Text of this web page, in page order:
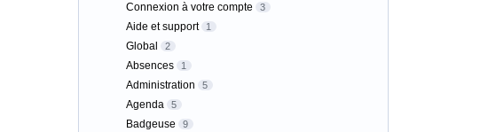
Connexion à votre compte 3
Aide et support 1
Global 2
Absences 1
Administration 5
Agenda 5
Badgeuse 9